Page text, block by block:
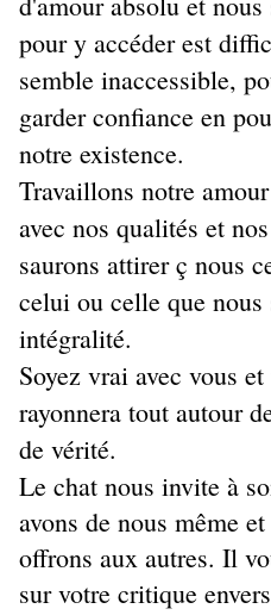
pour y accéder est
semble inaccessible,
garder confiance en
notre existence.
Travaillons notre
avec nos qualités et
saurons attirer ç nous
celui ou celle que nous
intégralité.
Soyez vrai avec vous
rayonnera tout autour
de vérité.
Le chat nous invite à
avons de nous même
offrons aux autres. Il
sur votre critique